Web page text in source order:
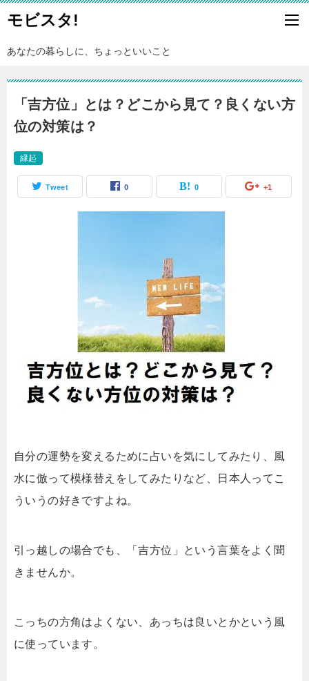
モビスタ!
あなたの暮らしに、ちょっといいこと
「吉方位」とは？どこから見て？良くない方
位の対策は？
縁起
Tweet 0 0 +1
自分の運勢を変えるために占いを気にしてみたり、風
水に倣って模様替えをしてみたりなど、日本人ってこ
ういうの好きですよね。
引っ越しの場合でも、「吉方位」という言葉をよく聞
きませんか。
こっちの方角はよくない、あっちは良いとかという風
に使っています。